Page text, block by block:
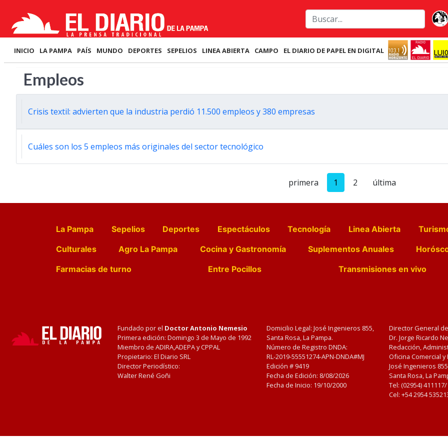
INICIO LA PAMPA PAÍS MUNDO DEPORTES SEPELIOS LINEA ABIERTA CAMPO EL DIARIO DE PAPEL EN DIGITAL
Empleos
Crisis textil: advierten que la industria perdió 11.500 empleos y 380 empresas
Cuáles son los 5 empleos más originales del sector tecnológico
primera 1 2 última
La Pampa Sepelios Deportes Espectáculos Tecnología Linea Abierta
Culturales
Agro La Pampa Cocina y Gastronomía Suplementos Anuales
Farmacias de turno
Entre Pocillos Transmisiones en vivo
Fundado por el Doctor Antonio Nemesio
Primera edición: Domingo 3 de Mayo de 1992
Miembro de ADIRA,ADEPA y CPPAL
Propietario: El Diario SRL
Director Periodístico:
Walter René Goñi
Domicilio Legal: José Ingenieros 855,
Santa Rosa, La Pampa.
Número de Registro DNDA:
RL-2019-55551274-APN-DNDA#MJ
Edición # 9419
Fecha de Edición: 8/08/2026
Fecha de Inicio: 19/10/2000
Director General
Dr. Jorge Ricardo
Redacción,
Oficina Comercial
José Ingenieros
Santa Rosa, La
Tel: (02954)
Cel: +54 2954